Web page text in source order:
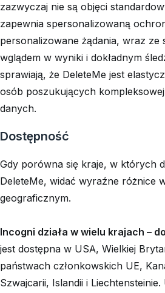
zazwyczaj nie są objęci
zapewnia spersonalizowaną
personalizowane żądania, wraz ze
wglądem w wyniki i dokładnym
sprawiają, że DeleteMe jest
osób poszukujących
danych.
Dostępność
Gdy porówna się kraje, w których
DeleteMe, widać wyraźne różnice
geograficznym.
Incogni działa w wielu krajach –
jest dostępna w USA, Wielkiej
państwach członkowskich UE,
Szwajcarii, Islandii i